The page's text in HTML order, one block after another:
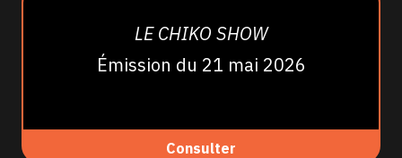
LE CHIKO SHOW
Émission du 21 mai 2026
Consulter